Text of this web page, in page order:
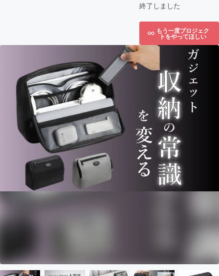
終了しました
もう一度プロジェク
トをやってほしい